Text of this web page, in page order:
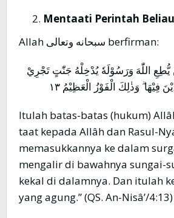
Mentaati Perintah Beliau
Allah سبحانه وتعالى berfirman:
يُّطِعِ اللّٰهَ وَرَسُوْلَهٗ يُدْخِلْهُ جَنّٰتٍ تَجْرِيْ
فِيْهَا ۗ وَذٰلِكَ الْفَوْزُ الْعَظِيْمُ ١٣
Itulah batas-batas (hukum)
taat kepada Allâh dan Rasul-
memasukkannya ke dalam
mengalir di bawahnya sungai-
kekal di dalamnya. Dan itulah
yang agung.” (QS. An-Nisâ’/4:13)